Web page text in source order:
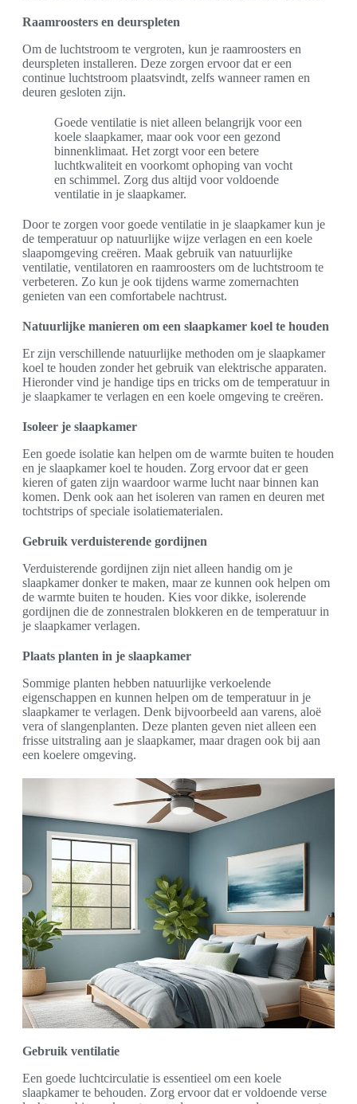
Raamroosters en deurspleten
Om de luchtstroom te vergroten, kun je raamroosters en
deurspleten installeren. Deze zorgen ervoor dat er een
continue luchtstroom plaatsvindt, zelfs wanneer ramen en
deuren gesloten zijn.
Goede ventilatie is niet alleen belangrijk voor een
koele slaapkamer, maar ook voor een gezond
binnenklimaat. Het zorgt voor een betere
luchtkwaliteit en voorkomt ophoping van vocht
en schimmel. Zorg dus altijd voor voldoende
ventilatie in je slaapkamer.
Door te zorgen voor goede ventilatie in je slaapkamer kun je
de temperatuur op natuurlijke wijze verlagen en een koele
slaapomgeving creëren. Maak gebruik van natuurlijke
ventilatie, ventilatoren en raamroosters om de luchtstroom te
verbeteren. Zo kun je ook tijdens warme zomernachten
genieten van een comfortabele nachtrust.
Natuurlijke manieren om een slaapkamer koel te houden
Er zijn verschillende natuurlijke methoden om je slaapkamer
koel te houden zonder het gebruik van elektrische apparaten.
Hieronder vind je handige tips en tricks om de temperatuur in
je slaapkamer te verlagen en een koele omgeving te creëren.
Isoleer je slaapkamer
Een goede isolatie kan helpen om de warmte buiten te houden
en je slaapkamer koel te houden. Zorg ervoor dat er geen
kieren of gaten zijn waardoor warme lucht naar binnen kan
komen. Denk ook aan het isoleren van ramen en deuren met
tochtstrips of speciale isolatiematerialen.
Gebruik verduisterende gordijnen
Verduisterende gordijnen zijn niet alleen handig om je
slaapkamer donker te maken, maar ze kunnen ook helpen om
de warmte buiten te houden. Kies voor dikke, isolerende
gordijnen die de zonnestralen blokkeren en de temperatuur in
je slaapkamer verlagen.
Plaats planten in je slaapkamer
Sommige planten hebben natuurlijke verkoelende
eigenschappen en kunnen helpen om de temperatuur in je
slaapkamer te verlagen. Denk bijvoorbeeld aan varens, aloë
vera of slangenplanten. Deze planten geven niet alleen een
frisse uitstraling aan je slaapkamer, maar dragen ook bij aan
een koelere omgeving.
Gebruik ventilatie
Een goede luchtcirculatie is essentieel om een koele
slaapkamer te behouden. Zorg ervoor dat er voldoende verse